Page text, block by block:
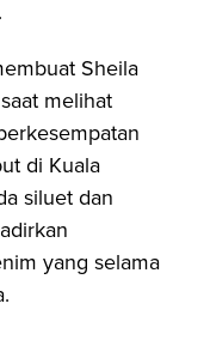
Sheila
melihat
di Kuala
siluet dan
yang selama